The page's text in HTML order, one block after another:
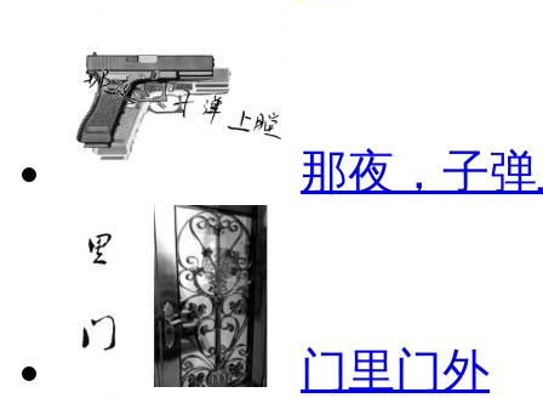
那夜，子
门里门外